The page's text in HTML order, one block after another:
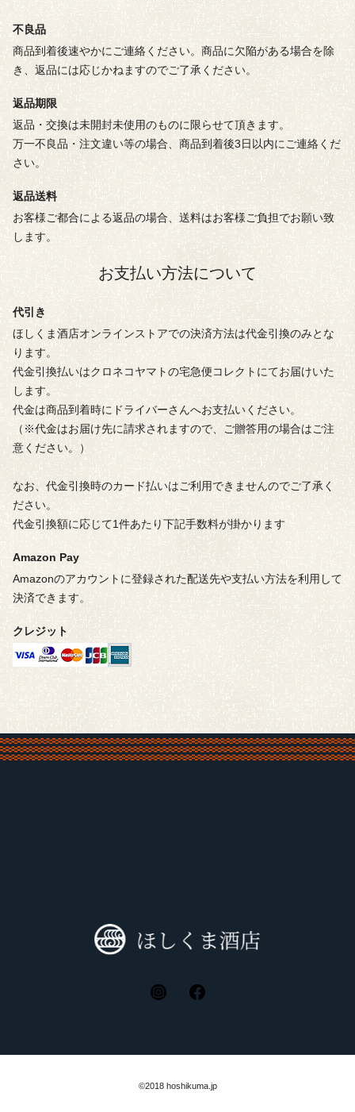
不良品
商品到着後速やかにご連絡ください。商品に欠陥がある場合を除
き、返品には応じかねますのでご了承ください。
返品期限
返品・交換は未開封未使用のものに限らせて頂きます。
万一不良品・注文違い等の場合、商品到着後3日以内にご連絡くだ
さい。
返品送料
お客様ご都合による返品の場合、送料はお客様ご負担でお願い致
します。
お支払い方法について
代引き
ほしくま酒店オンラインストアでの決済方法は代金引換のみとな
ります。
代金引換払いはクロネコヤマトの宅急便コレクトにてお届けいた
します。
代金は商品到着時にドライバーさんへお支払いください。
（※代金はお届け先に請求されますので、ご贈答用の場合はご注
意ください。）
なお、代金引換時のカード払いはご利用できませんのでご了承く
ださい。
代金引換額に応じて1件あたり下記手数料が掛かります
Amazon Pay
Amazonのアカウントに登録された配送先や支払い方法を利用して
決済できます。
クレジット
©2018 hoshikuma.jp